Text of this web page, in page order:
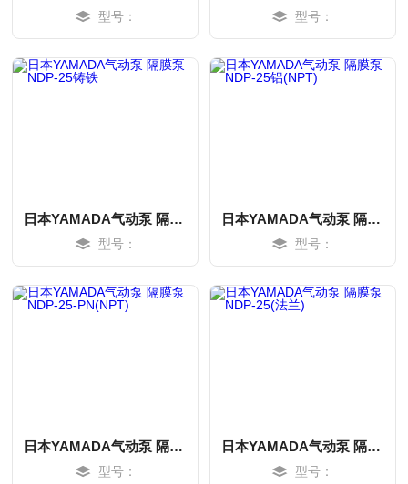
型号： 型号：
日本YAMADA气动泵 隔膜泵 NDP-25铸铁
型号：
日本YAMADA气动泵 隔膜泵 NDP-25铝(NPT)
型号：
日本YAMADA气动泵 隔膜泵 NDP-25-PN(NPT)
型号：
日本YAMADA气动泵 隔膜泵 NDP-25(法兰)
型号：